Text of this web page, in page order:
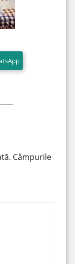
Câmpurile